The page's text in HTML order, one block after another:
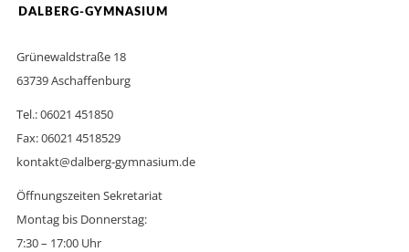
DALBERG-GYMNASIUM
Grünewaldstraße 18
63739 Aschaffenburg
Tel.: 06021 451850
Fax: 06021 4518529
kontakt@dalberg-gymnasium.de
Öffnungszeiten Sekretariat
Montag bis Donnerstag:
7:30 – 17:00 Uhr